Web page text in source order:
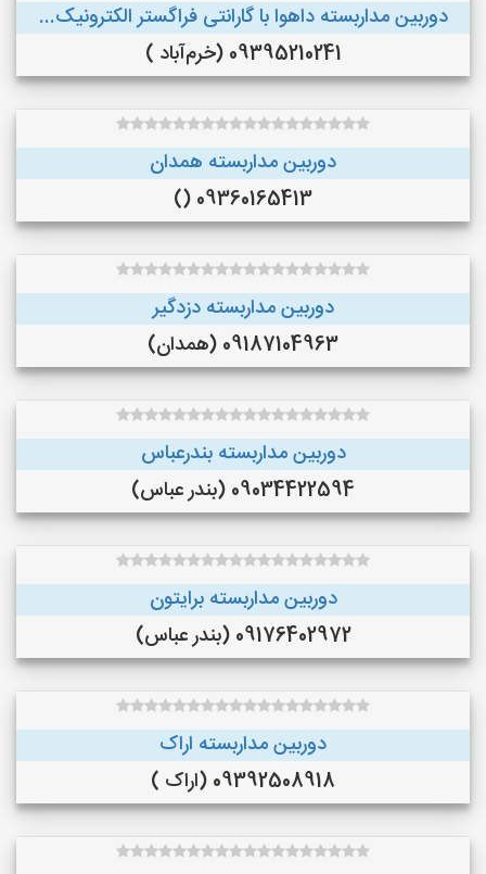
دوربین مداربسته داهوا با گارانتی فراگستر الکترونیک...
09395210241 (خرم‌آباد )
دوربین مداربسته همدان
09360165413 ()
دوربین مداربسته دزدگیر
09187104963 (همدان)
دوربین مداربسته بندرعباس
09034422594 (بندر عباس)
دوربین مداربسته برایتون
09176402972 (بندر عباس)
دوربین مداربسته اراک
09392508918 (اراک )